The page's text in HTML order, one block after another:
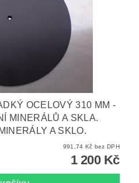
OCELOVÝ 310 MM -
MINERÁLŮ A SKLA.
A SKLO.
991,74 Kč bez DPH
1 200 Kč